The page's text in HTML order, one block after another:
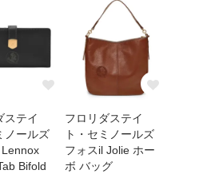
ステイ
ノールズ
Bifold
フロリダステイ
ト・セミノールズ
フォスil Jolie ホー
ボ バッグ